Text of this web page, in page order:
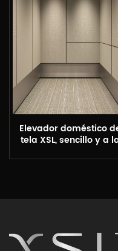
Elevador doméstico
tela XSL, sencillo y a